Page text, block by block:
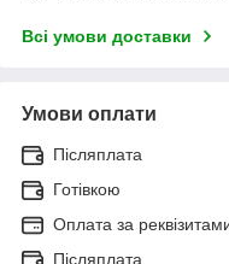
Всі умови доставки
Умови оплати
Післяплата
Готівкою
Оплата за
Післяплата